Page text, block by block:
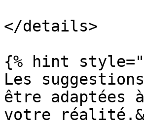
</details>
{% hint
Les
être adaptées
votre